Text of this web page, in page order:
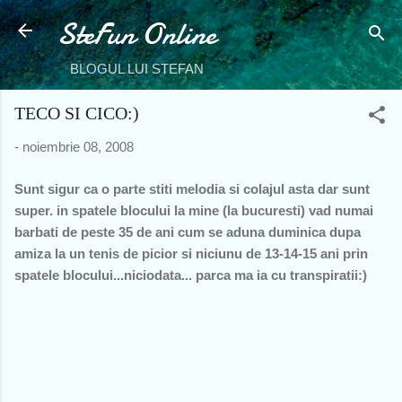
Treceți la conținutul principal
SteFun Online
BLOGUL LUI STEFAN
TECO SI CICO:)
- noiembrie 08, 2008
Sunt sigur ca o parte stiti melodia si colajul asta dar sunt
super. in spatele blocului la mine (la bucuresti) vad numai
barbati de peste 35 de ani cum se aduna duminica dupa
amiza la un tenis de picior si niciunu de 13-14-15 ani prin
spatele blocului...niciodata... parca ma ia cu transpiratii:)